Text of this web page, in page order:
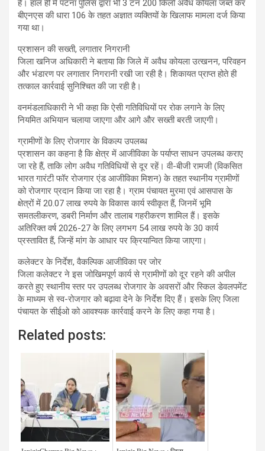
हैं। हाल ही में पटना पुलिस द्वारा भी 3 टन 200 किलो अवैध कोयला जब्त कर
बीएनएस की धारा 106 के तहत अज्ञात व्यक्तियों के खिलाफ मामला दर्ज किया
गया था।
प्रशासन की सख्ती, लगातार निगरानी
जिला खनिज अधिकारी ने बताया कि जिले में अवैध कोयला उत्खनन, परिवहन
और भंडारण पर लगातार निगरानी रखी जा रही है। शिकायत प्राप्त होते ही
तत्काल कार्रवाई सुनिश्चित की जा रही है।
वनमंडलाधिकारी ने भी कहा कि ऐसी गतिविधियों पर रोक लगाने के लिए
नियमित अभियान चलाया जाएगा और आगे और सख्ती बरती जाएगी।
ग्रामीणों के लिए रोजगार के विकल्प उपलब्ध
प्रशासन का कहना है कि क्षेत्र में आजीविका के पर्याप्त साधन उपलब्ध कराए
जा रहे हैं, ताकि लोग अवैध गतिविधियों से दूर रहें। वी-बीजी रामजी (विकसित
भारत गारंटी फॉर रोजगार एंड आजीविका मिशन) के तहत स्थानीय ग्रामीणों
को रोजगार प्रदान किया जा रहा है। ग्राम पंचायत मुरमा एवं आसपास के
क्षेत्रों में 20.07 लाख रुपये के विकास कार्य स्वीकृत हैं, जिनमें भूमि
समतलीकरण, डबरी निर्माण और तालाब गहरीकरण शामिल हैं। इसके
अतिरिक्त वर्ष 2026-27 के लिए लगभग 54 लाख रुपये के 30 कार्य
प्रस्तावित हैं, जिन्हें मांग के आधार पर क्रियान्वित किया जाएगा।
कलेक्टर के निर्देश, वैकल्पिक आजीविका पर जोर
जिला कलेक्टर ने इस जोखिमपूर्ण कार्य से ग्रामीणों को दूर रहने की अपील
करते हुए स्थानीय स्तर पर उपलब्ध रोजगार के अवसरों और स्किल डेवलपमेंट
के माध्यम से स्व-रोजगार को बढ़ावा देने के निर्देश दिए हैं। इसके लिए जिला
पंचायत के सीईओ को आवश्यक कार्रवाई करने के लिए कहा गया है।
Related posts: